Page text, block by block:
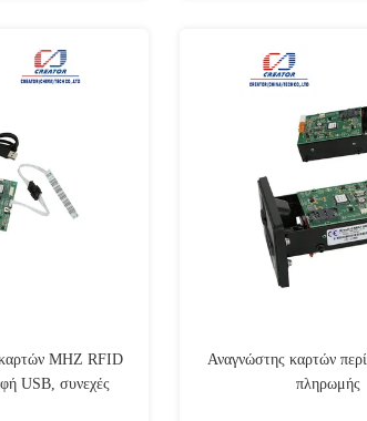
MHZ RFID
USB, συνεχές
Αναγνώστης καρτών
πληρωμής